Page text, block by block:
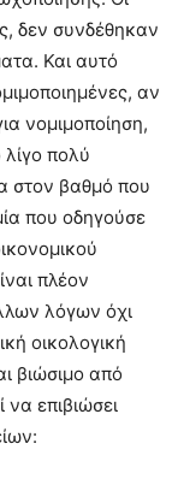
δεν συνδέθηκαν
Και αυτό
αν
νομιμοποίηση,
πολύ
στον βαθμό που
που οδηγούσε
πλέον
λόγων όχι
οικολογική
βιώσιμο από
να επιβιώσει